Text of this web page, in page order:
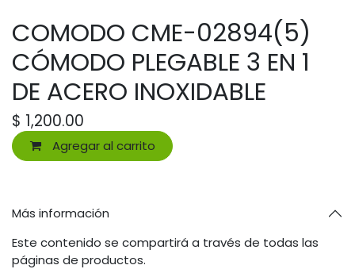
COMODO CME-02894(5)
CÓMODO PLEGABLE 3 EN 1
DE ACERO INOXIDABLE
$ 1,200.00
Agregar al carrito
Más información
Este contenido se compartirá a través de todas las
páginas de productos.